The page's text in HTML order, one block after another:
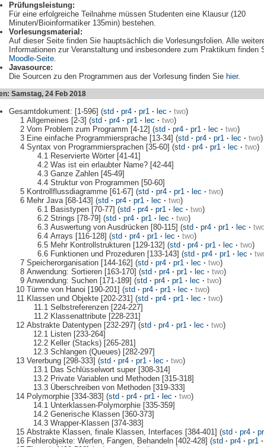
Prüfungsleistung:
Für eine erfolgreiche Teilnahme müssen Studenten eine Klausur (120
Minuten/Bioinformatiker 135min) bestehen.
Vorlesungsmaterial:
Auf dieser Seite finden Sie hauptsächlich die Vorlesungsfolien. Alle
Informationen zur Veranstaltung und insbesondere zum Praktikum finden
Moodle-Seite
Javasource:
Die Sourcen zu den Programmen aus der Vorlesung finden Sie hier.
Samstag, 24 Feb 2018
Gesamtdokument: [1-596] (std · pr4 · pr1 · lec · two)
Allgemeines [2-3] (std · pr4 · pr1 · lec · two)
Vom Problem zum Programm [4-12] (std · pr4 · pr1 · lec · two)
Eine einfache Programmiersprache [13-34] (std · pr4 · pr1 · lec · two)
Syntax von Programmiersprachen [35-60] (std · pr4 · pr1 · lec · two)
Reservierte Wörter [41-41]
Was ist ein erlaubter Name? [42-44]
Ganze Zahlen [45-49]
Struktur von Programmen [50-60]
Kontrollflussdiagramme [61-67] (std · pr4 · pr1 · lec · two)
Mehr Java [68-143] (std · pr4 · pr1 · lec · two)
Basistypen [70-77] (std · pr4 · pr1 · lec · two)
Strings [78-79] (std · pr4 · pr1 · lec · two)
Auswertung von Ausdrücken [80-115] (std · pr4 · pr1 · lec ·
Arrays [116-128] (std · pr4 · pr1 · lec · two)
Mehr Kontrollstrukturen [129-132] (std · pr4 · pr1 · lec · two)
Funktionen und Prozeduren [133-143] (std · pr4 · pr1 · lec ·
Speicherorganisation [144-162] (std · pr4 · pr1 · lec · two)
Anwendung: Sortieren [163-170] (std · pr4 · pr1 · lec · two)
Anwendung: Suchen [171-189] (std · pr4 · pr1 · lec · two)
Türme von Hanoi [190-201] (std · pr4 · pr1 · lec · two)
Klassen und Objekte [202-231] (std · pr4 · pr1 · lec · two)
Selbstreferenzen [224-227]
Klassenattribute [228-231]
Abstrakte Datentypen [232-297] (std · pr4 · pr1 · lec · two)
Listen [233-264]
Keller (Stacks) [265-281]
Schlangen (Queues) [282-297]
Vererbung [298-333] (std · pr4 · pr1 · lec · two)
Das Schlüsselwort super [308-314]
Private Variablen und Methoden [315-318]
Überschreiben von Methoden [319-333]
Polymorphie [334-383] (std · pr4 · pr1 · lec · two)
Unterklassen-Polymorphie [335-359]
Generische Klassen [360-373]
Wrapper-Klassen [374-383]
Abstrakte Klassen, finale Klassen, Interfaces [384-401] (std · pr4 ·
Fehlerobjekte: Werfen, Fangen, Behandeln [402-428] (std · pr4 · pr1 ·